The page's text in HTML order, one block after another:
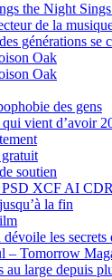
the Night
de la
générations se
Oak
Oak
des gens
vient d’avoir
soutien
PSD XCF AI CDR
la fin
les
– Tomorrow
large depuis